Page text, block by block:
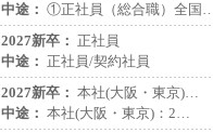
中途： ①正社員（総合職）全国
2027新卒： 正社員
中途： 正社員/契約社員
2027新卒： 本社(大阪・東京)…
中途： 本社(大阪・東京)：2…